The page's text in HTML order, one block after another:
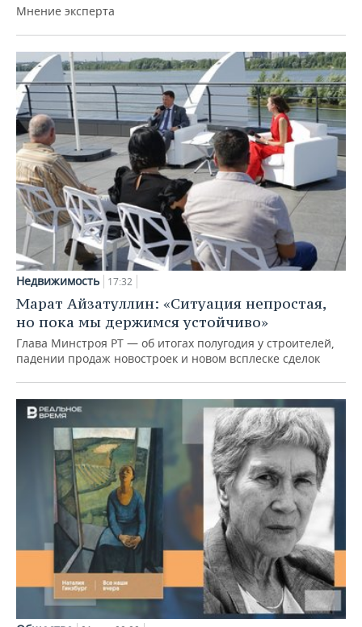
Мнение эксперта
Недвижимость 17:32
Марат Айзатуллин: «Ситуация непростая,
но пока мы держимся устойчиво»
Глава Минстроя РТ — об итогах полугодия у строителей,
падении продаж новостроек и новом всплеске сделок